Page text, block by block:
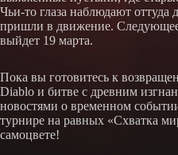
Чьи-то глаза наблюдают оттуда
пришли в движение.
выйдет 19 марта.
Пока вы готовитесь к
Diablo и битве с древним
новостями о временном
турнире на равных «Схватка
самоцвете!